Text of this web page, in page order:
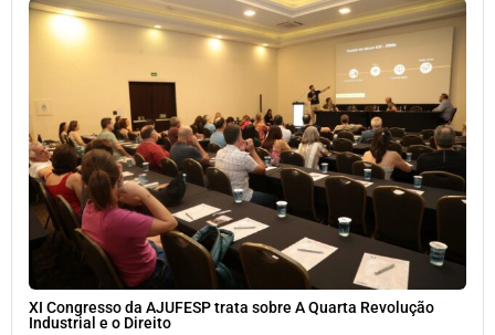
XI Congresso da AJUFESP trata sobre A Quarta Revolução
Industrial e o Direito